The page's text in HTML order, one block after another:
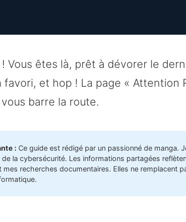
Vous êtes là, prêt à dévorer le
et hop ! La page « Attention
barre la route.
:Ce guide est rédigé par un passionné de manga.
la cybersécurité. Les informations partagées
mes recherches documentaires. Elles ne remplacent